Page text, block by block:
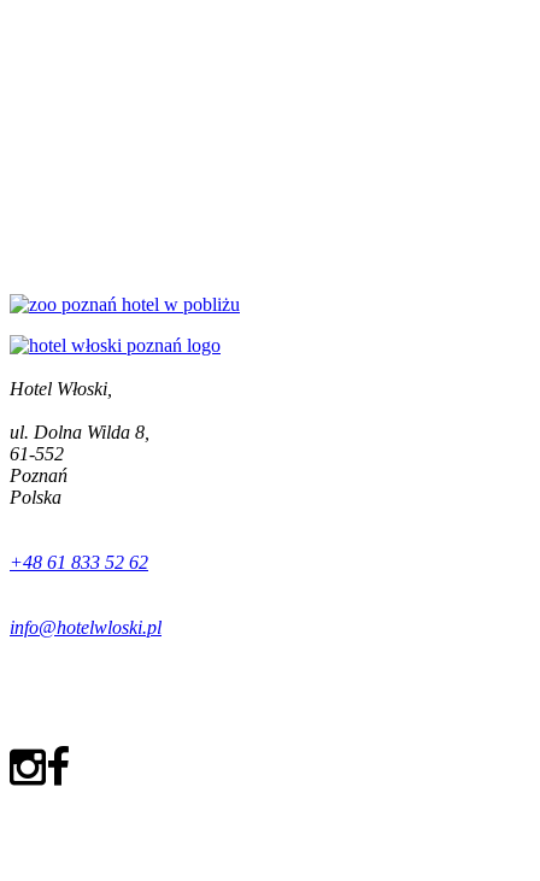
Hotel Włoski,
ul. Dolna Wilda 8,
61-552
Poznań
Polska
+48 61 833 52 62
info@hotelwloski.pl